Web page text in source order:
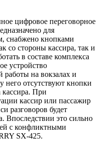
цифровое переговорное
для
снабжено кнопками
со стороны кассира, так и
в составе комплекса
устройство
работы на вокзалах и
него отсутствуют кнопки
При
кассир или пассажир
разговоров будет
Впоследствии это сильно
с конфликтными
SX-425.